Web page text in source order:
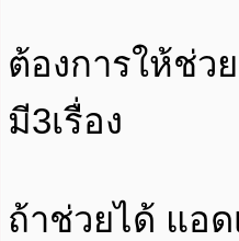
ต้องการให้ช่ว
มี3เรื่อง
ถ้าช่วยได้ แอ